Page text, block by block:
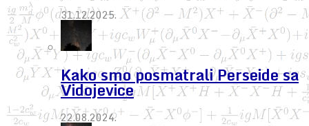
31.12.2025.
Kako smo posmatrali Perseide sa
Vidojevice
22.08.2024.